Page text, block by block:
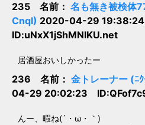
235 名前： 名も無き被検体
CnqI) 2020-04-29
ID:uNxX1jShMNIKU.net
居酒屋おいしかったー
236 名前： 金トレーナー (
04-29 20:02:23
んー、暇ね(´・ω・｀)